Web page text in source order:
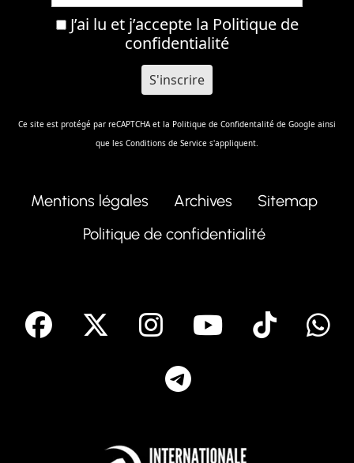
J’ai lu et j’accepte la Politique de
confidentialité
Ce site est protégé par reCAPTCHA et la Politique de Confidentalité de Google ainsi
que les Conditions de Service s'appliquent.
Mentions légales Archives
Sitemap
Politique de confidentialité
facebook Instagram
Youtube
Tik